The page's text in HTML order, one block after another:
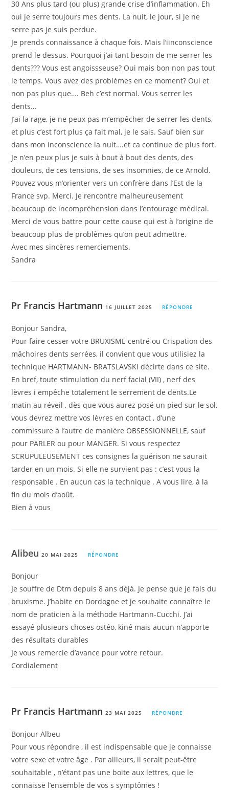
30 Ans plus tard (ou plus) grande crise d’inflammation. Eh
oui je serre toujours mes dents. La nuit, le jour, si je ne
serre pas je suis perdue.
Je prends connaissance à chaque fois. Mais l’iinconscience
prend le dessus. Pourquoi j’ai tant besoin de me serrer les
dents??? Vous est angoissseuse? Oui mais bon non pas tout
le temps. Vous avez des problèmes en ce moment? Oui et
non pas plus que…. Beh c’est normal. Vous serrer les
dents…
J’ai la rage, je ne peux pas m’empêcher de serrer les dents,
et plus c’est fort plus ça fait mal, je le sais. Sauf bien sur
dans mon inconscience la nuit….et ca continue de plus fort.
Je n’en peux plus je suis à bout à bout des dents, des
douleurs, de ces tensions, de ses insomnies, de ce Arnold.
Pouvez vous m’orienter vers un confrère dans l’Est de la
France svp. Merci. Je rencontre malheureusement
beaucoup de incompréhension dans l’entourage médical.
Merci de vous battre pour cette cause qui est à l’origine de
beaucoup plus de problèmes qu’on peut admettre.
Avec mes sincères remerciements.
Sandra
Pr Francis Hartmann 16 JUILLET 2025 RÉPONDRE
Bonjour Sandra,
Pour faire cesser votre BRUXISME centré ou Crispation des
mâchoires dents serrées, il convient que vous utilisiez la
technique HARTMANN- BRATSLAVSKI décirte dans ce site.
En bref, toute stimulation du nerf facial (VII) , nerf des
lèvres i empêche totalement le serrement de dents.Le
matin au réveil , dès que vous aurez posé un pied sur le sol,
vous devrez mettre vos lèvres en contact , d’une
commissure à l’autre de manière OBSESSIONNELLE, sauf
pour PARLER ou pour MANGER. Si vous respectez
SCRUPULEUSEMENT ces consignes la guérison ne saurait
tarder en un mois. Si elle ne survient pas : c’est vous la
responsable . En aucun cas la technique . A vous lire, à la
fin du mois d’août.
Bien à vous
Alibeu20 MAI 2025 RÉPONDRE
Bonjour
Je souffre de Dtm depuis 8 ans déjà. Je pense que je fais du
bruxisme. J’habite en Dordogne et je souhaite connaître le
nom de praticien à la méthode Hartmann-Cucchi. J’ai
essayé plusieurs choses ostéo, kiné mais aucun n’apporte
des résultats durables
Je vous remercie d’avance pour votre retour.
Cordialement
Pr Francis Hartmann 23 MAI 2025 RÉPONDRE
Bonjour Albeu
Pour vous répondre , il est indispensable que je connaisse
votre sexe et votre âge . Par ailleurs, il serait peut-être
souhaitable , n’étant pas une boite aux lettres, que le
connaisse l’ensemble de vos s symptômes !